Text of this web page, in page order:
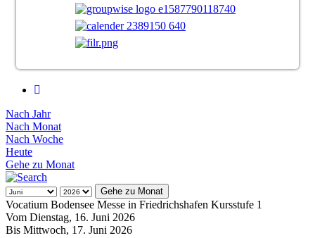
Nach Jahr
Nach Monat
Nach Woche
Heute
Gehe zu Monat
Gehe zu Monat
Vocatium Bodensee Messe in Friedrichshafen Kursstufe 1
Vom Dienstag, 16. Juni 2026
Bis Mittwoch, 17. Juni 2026